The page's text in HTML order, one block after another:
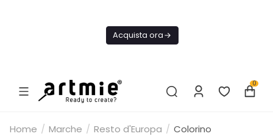
Acquista ora
0
Home / Marche / Resto d'Europa / Colorino